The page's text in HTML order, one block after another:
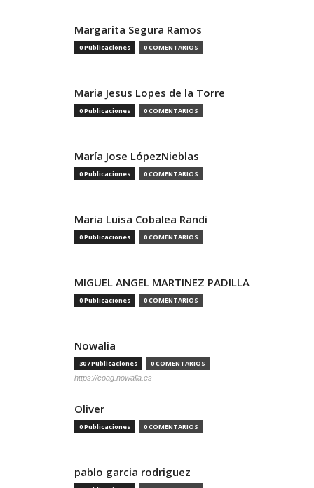
Margarita Segura Ramos
0 Publicaciones 0 COMENTARIOS
Maria Jesus Lopes de la Torre
0 Publicaciones 0 COMENTARIOS
María Jose LópezNieblas
0 Publicaciones 0 COMENTARIOS
Maria Luisa Cobalea Randi
0 Publicaciones 0 COMENTARIOS
MIGUEL ANGEL MARTINEZ PADILLA
0 Publicaciones 0 COMENTARIOS
Nowalia
307 Publicaciones 0 COMENTARIOS
https://coag.nowalia.es
Oliver
0 Publicaciones 0 COMENTARIOS
pablo garcia rodriguez